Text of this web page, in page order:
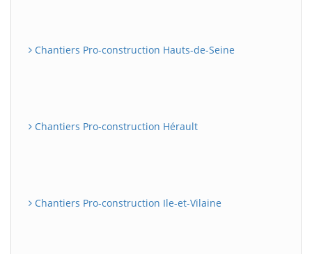
Chantiers Pro-construction Hauts-de-Seine
Chantiers Pro-construction Hérault
Chantiers Pro-construction Ile-et-Vilaine